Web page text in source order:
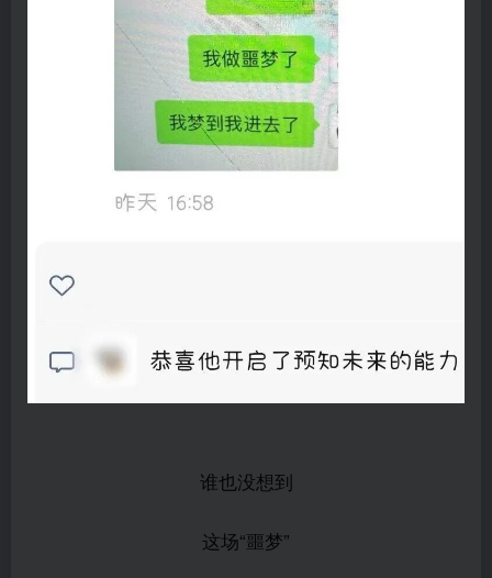
谁也没想到
这场“噩梦”